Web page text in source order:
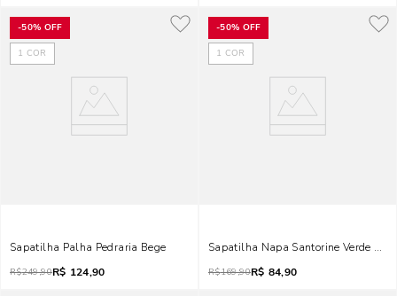
-50% OFF
1 COR
Sapatilha Palha Pedraria Bege
R$249,90R$ 124,90
-50% OFF
1 COR
Sapatilha Napa Santorine Verde
R$169,90R$ 84,90